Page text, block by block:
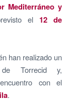
Mediterráneo y
el 12 de
han realizado un
Torrecid y,
con el
.